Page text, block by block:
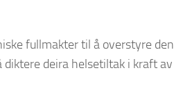
fullmakter til å overstyre den
deira helsetiltak i kraft av